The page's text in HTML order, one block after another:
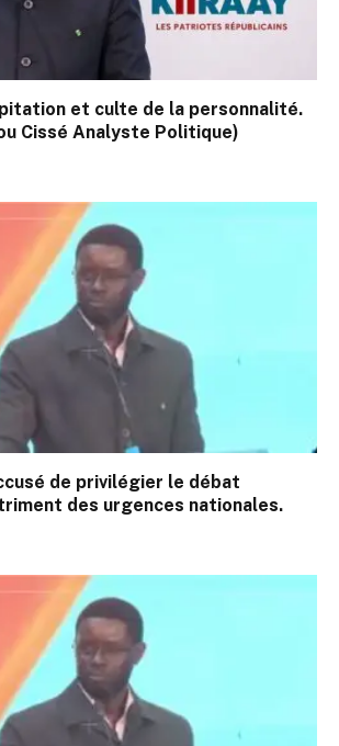
et culte de la personnalité.
Cissé Analyste Politique)
de privilégier le débat
des urgences nationales.